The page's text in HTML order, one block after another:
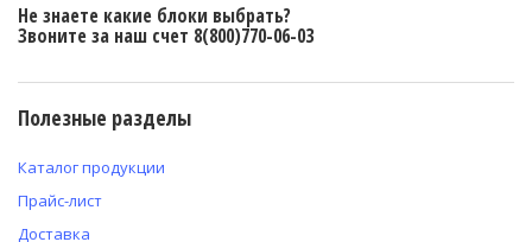
Не знаете какие блоки выбрать?
Звоните за наш счет 8(800)770-06-03
Полезные разделы
Каталог продукции
Прайс-лист
Доставка